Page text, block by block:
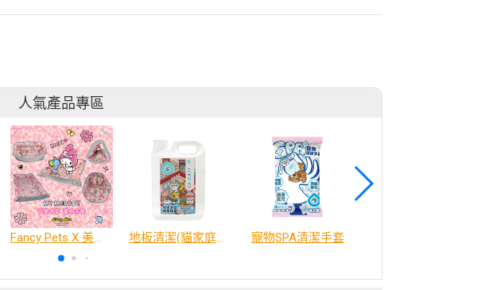
人氣產品專區
Fancy Pets X 美樂蒂 百變造型寵物睡床墊 地板清潔(貓家庭適用)2000ml 寵物SPA清潔手套